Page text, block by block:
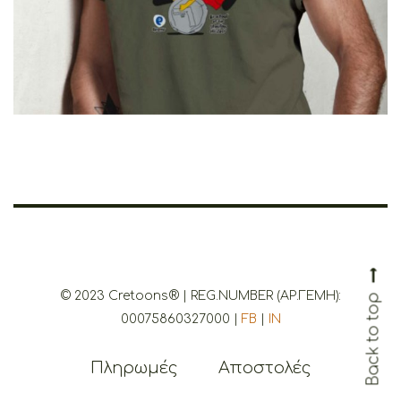
€19.00
© 2023 Cretoons® | REG.NUMBER (ΑΡ.ΓΕΜΗ):
00075860327000 | FB IN
Πληρωμές Αποστολές